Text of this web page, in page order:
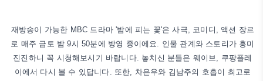
재방송이 가능한 MBC 드라마 '밤에 피는 꽃'은 사극, 코미디, 액션 장르
로 매주 금토 밤 9시 50분에 방영 중이에요. 인물 관계와 스토리가 흥미
진진하니 꼭 시청해보시기 바랍니다. 놓치신 분들은 웨이브, 쿠팡플레
이에서 다시 볼 수 있답니다. 또한, 차은우와 김남주의 호흡이 최고로